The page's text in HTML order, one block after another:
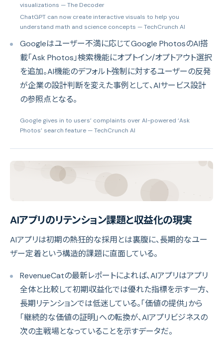
visualizations — The Decoder
ChatGPT can now create interactive visuals to help you
understand math and science concepts — TechCrunch AI
Googleはユーザー不満に応じてGoogle PhotosのAI搭
載「Ask Photos」検索機能にオプトイン/オプトアウト選択
を追加。AI機能のデフォルト強制に対するユーザーの反発
が企業の設計判断を変えた事例として、AIサービス設計
の参照点となる。
Google gives in to users’ complaints over AI-powered ‘Ask
Photos’ search feature — TechCrunch AI
AIアプリのリテンション課題と収益化の現実
AIアプリは初期の熱狂的な採用とは裏腹に、長期的なユー
ザー定着という構造的課題に直面している。
RevenueCatの最新レポートによれば、AIアプリはアプリ
全体と比較して初期収益化では優れた指標を示す一方、
長期リテンションでは低迷している。「価値の提供」から
「継続的な価値の証明」への転換が、AIアプリビジネスの
次の主戦場となっていることを示すデータだ。